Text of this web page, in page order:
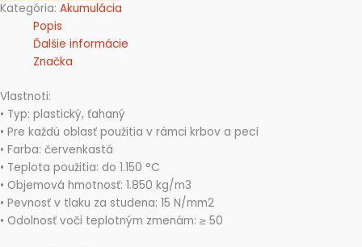
Kategória: Akumulácia
Popis
Ďalšie informácie
Značka
Vlastnoti:
• Typ: plastický, ťahaný
• Pre každú oblasť použitia v rámci krbov a pecí
• Farba: červenkastá
• Teplota použitia: do 1.150 °C
• Objemová hmotnosť: 1.850 kg/m3
• Pevnosť v tlaku za studena: 15 N/mm2
• Odolnosť voči teplotným zmenám: ≥ 50